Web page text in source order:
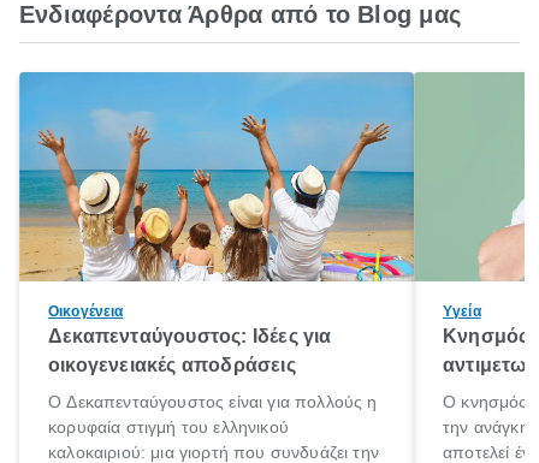
Ενδιαφέροντα Άρθρα από το Blog μας
Οικογένεια
Δεκαπενταύγουστος: Ιδέες για
οικογενειακές αποδράσεις
Ο Δεκαπενταύγουστος είναι για πολλούς η
κορυφαία στιγμή του ελληνικού
καλοκαιριού: μια γιορτή που συνδυάζει την
Υγεία
Κνησμός:
Ο κνησμός
την ανάγκη
αποτελεί